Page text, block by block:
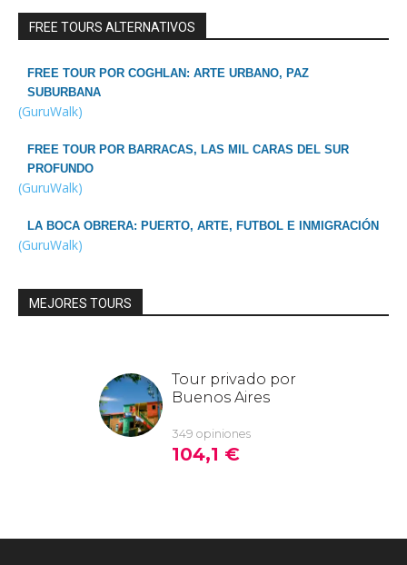
FREE TOURS ALTERNATIVOS
FREE TOUR POR COGHLAN: ARTE URBANO, PAZ
SUBURBANA
(GuruWalk)
FREE TOUR POR BARRACAS, LAS MIL CARAS DEL SUR
PROFUNDO
(GuruWalk)
LA BOCA OBRERA: PUERTO, ARTE, FUTBOL E INMIGRACIÓN
(GuruWalk)
MEJORES TOURS